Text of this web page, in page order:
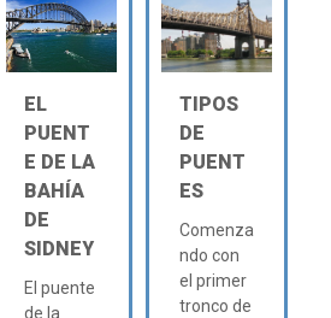
EL
PUENT
E DE LA
BAHÍA
DE
SIDNEY
El puente
de la
TIPOS
DE
PUENT
ES
Comenza
ndo con
el primer
tronco de